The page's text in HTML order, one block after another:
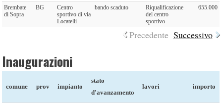
Brembate
di Sopra
BG
Centro
sportivo di via
Locatelli
bando scaduto
Riqualificazione
del centro
sportivo
655.000
Precedente Successivo
Inaugurazioni
comune prov impianto
stato
d'avanzamento
lavori importo